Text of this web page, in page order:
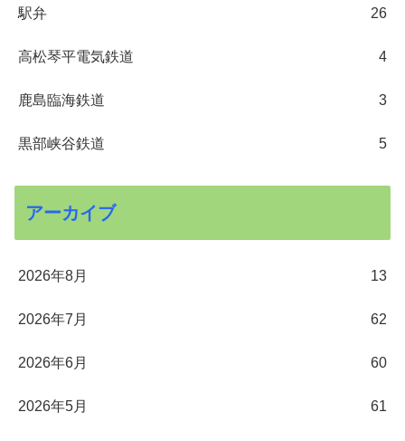
駅弁 26
高松琴平電気鉄道 4
鹿島臨海鉄道 3
黒部峡谷鉄道 5
アーカイブ
2026年8月 13
2026年7月 62
2026年6月 60
2026年5月 61